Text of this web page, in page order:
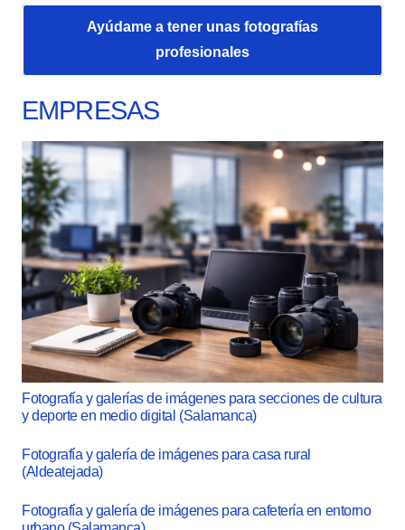
Ayúdame a tener unas fotografías
profesionales
EMPRESAS
Fotografía y galerías de imágenes para secciones de cultura
y deporte en medio digital (Salamanca)
Fotografía y galería de imágenes para casa rural
(Aldeatejada)
Fotografía y galería de imágenes para cafetería en entorno